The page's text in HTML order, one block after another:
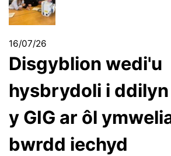
16/07/26
Disgyblion wedi'u
hysbrydoli i
y GIG ar ôl
bwrdd iechyd